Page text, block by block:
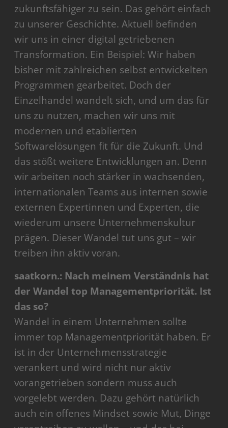
zukunftsfähiger zu sein. Das gehört einfach
zu unserer Geschichte. Aktuell befinden
wir uns in einer digital getriebenen
Transformation. Ein Beispiel: Wir haben
bisher mit zahlreichen selbst entwickelten
Programmen gearbeitet. Doch der
Einzelhandel wandelt sich, und um das für
uns zu nutzen, machen wir uns mit
modernen und etablierten
Softwarelösungen fit für die Zukunft. Und
das stößt weitere Entwicklungen an. Denn
wir arbeiten noch stärker in wachsenden,
internationalen Teams aus internen sowie
externen Expertinnen und Experten, die
wiederum unsere Unternehmenskultur
prägen. Dieser Wandel tut uns gut – wir
treiben ihn aktiv voran.
saatkorn.: Nach meinem Verständnis hat
der Wandel top Managementpriorität. Ist
das so?
Wandel in einem Unternehmen sollte
immer top Managementpriorität haben. Er
ist in der Unternehmensstrategie
verankert und wird nicht nur aktiv
vorangetrieben sondern muss auch
vorgelebt werden. Dazu gehört natürlich
auch ein offenes Mindset sowie Mut, Dinge